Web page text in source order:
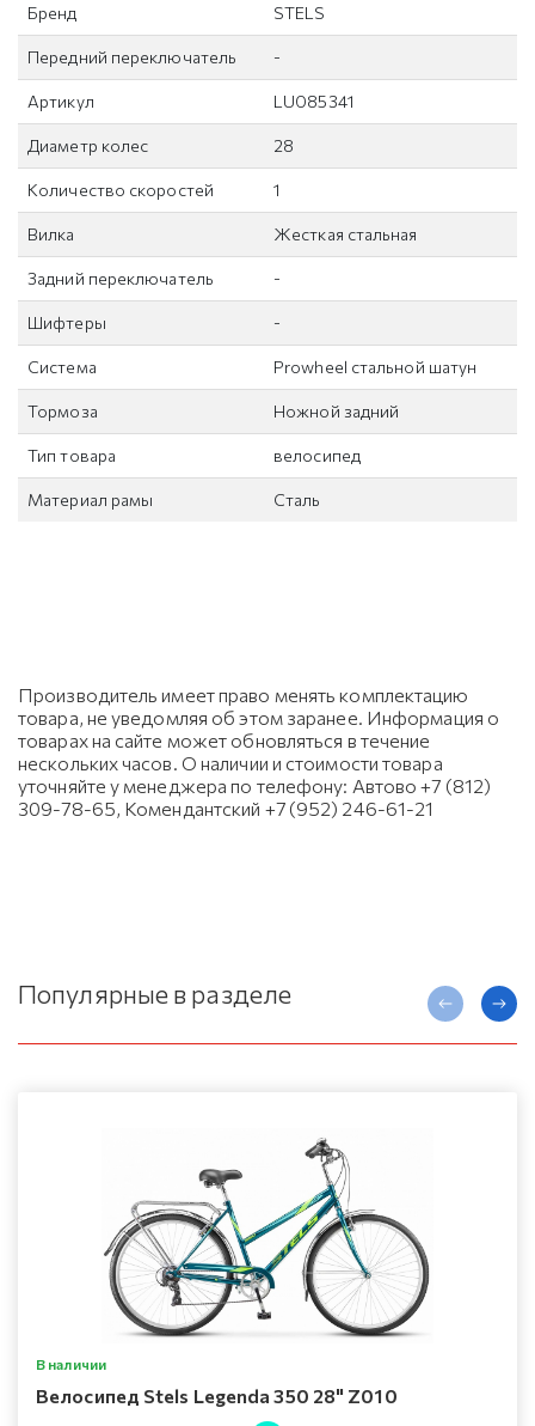
Бренд STELS
Передний переключатель -
Артикул LU085341
Диаметр колес 28
Количество скоростей 1
Вилка Жесткая стальная
Задний переключатель -
Шифтеры -
Система Prowheel стальной шатун
Тормоза Ножной задний
Тип товара велосипед
Материал рамы Сталь
Производитель имеет право менять комплектацию
товара, не уведомляя об этом заранее. Информация о
товарах на сайте может обновляться в течение
нескольких часов. О наличии и стоимости товара
уточняйте у менеджера по телефону: Автово +7 (812)
309-78-65, Комендантский +7 (952) 246-61-21
Популярные в разделе
В наличии
Велосипед Stels Legenda 350 28" Z010